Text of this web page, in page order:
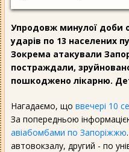
Упродовж минулої доби
ударів по 13 населених
Зокрема атакували
постраждали,
пошкоджено лікарню.
Нагадаємо, що ввечері 10
За попередньою
авіабомбами по Запоріжжю
автовокзалу, другий - по